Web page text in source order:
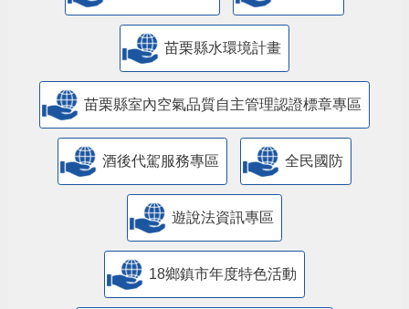
苗栗縣水環境計畫
苗栗縣室內空氣品質自主管理認證標章專區
酒後代駕服務專區 全民國防
遊說法資訊專區
18鄉鎮市年度特色活動